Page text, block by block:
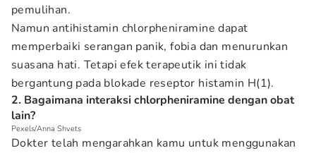
pemulihan.
Namun antihistamin chlorpheniramine dapat
memperbaiki serangan panik, fobia dan menurunkan
suasana hati. Tetapi efek terapeutik ini tidak
bergantung pada blokade reseptor histamin H(1).
2. Bagaimana interaksi chlorpheniramine dengan obat
lain?
Pexels/Anna Shvets
Dokter telah mengarahkan kamu untuk menggunakan